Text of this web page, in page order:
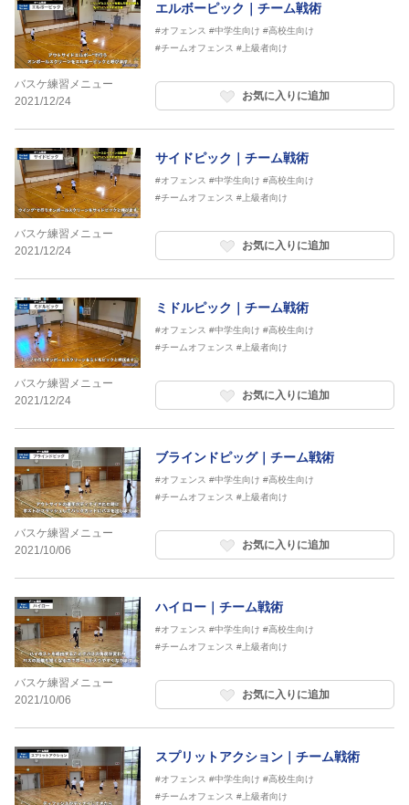
バスケ練習メニュー
2021/12/24
エルボーピック｜チーム戦術
#オフェンス #中学生向け #高校生向け
#チームオフェンス #上級者向け
お気に入りに追加
バスケ練習メニュー
2021/12/24
サイドピック｜チーム戦術
#オフェンス #中学生向け #高校生向け
#チームオフェンス #上級者向け
お気に入りに追加
バスケ練習メニュー
2021/12/24
ミドルピック｜チーム戦術
#オフェンス #中学生向け #高校生向け
#チームオフェンス #上級者向け
お気に入りに追加
バスケ練習メニュー
2021/10/06
ブラインドピッグ｜チーム戦術
#オフェンス #中学生向け #高校生向け
#チームオフェンス #上級者向け
お気に入りに追加
バスケ練習メニュー
2021/10/06
ハイロー｜チーム戦術
#オフェンス #中学生向け #高校生向け
#チームオフェンス #上級者向け
お気に入りに追加
スプリットアクション｜チーム戦術
#オフェンス #中学生向け #高校生向け
#チームオフェンス #上級者向け